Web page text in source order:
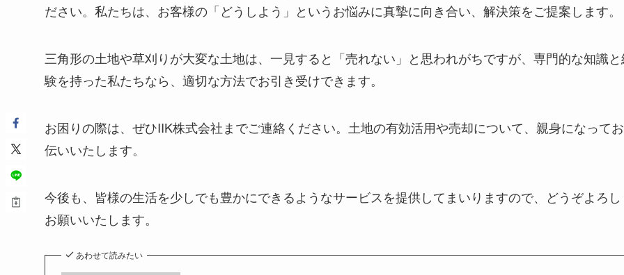
ださい。私たちは、お客様の「どうしよう」というお悩みに真摯に向き合い、解決策をご提案します。
三角形の土地や草刈りが大変な土地は、一見すると「売れない」と思われがちですが、専門的な知識と
験を持った私たちなら、適切な方法でお引き受けできます。
お困りの際は、ぜひIIK株式会社までご連絡ください。土地の有効活用や売却について、親身になって
伝いいたします。
今後も、皆様の生活を少しでも豊かにできるようなサービスを提供してまいりますので、どうぞよろし
お願いいたします。
あわせて読みたい